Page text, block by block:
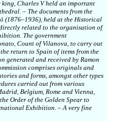
Charles V held an important
– The documents from the
(1876–1936), held at the Historical
related to the organisation of
The government
Count of Vilanova, to carry out
return to Spain of items from the
generated and received by Ramon
comprises originals and
and forms, amongst other types
carried out from various
Belgium, Rome and Vienna,
Order of the Golden Spear to
Exhibition. – A very fine